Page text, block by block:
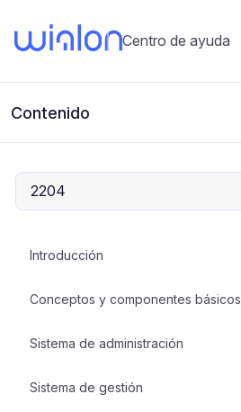
Centro de ayuda
Contenido
2204
Introducción
Conceptos y componentes básicos
Sistema de administración
Sistema de gestión